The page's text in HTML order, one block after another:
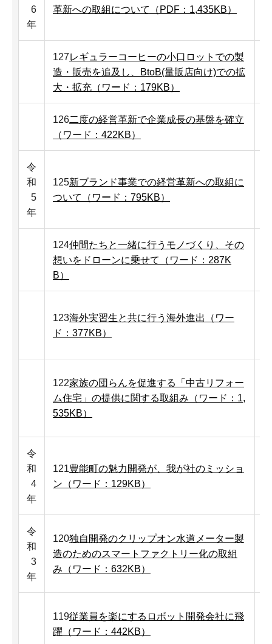
6
年
革新への取組について（PDF：1,435KB）
127レギュラーコーヒーの小口ロットでの製
造・販売を追及し、BtoB(量販店向け)での拡
大・拡充（ワード：179KB）
126二度の経営革新で企業成長の基盤を確立
（ワード：422KB）
令
和
5
年
125新ブランド事業での経営革新への取組に
ついて（ワード：795KB）
124仲間たちと一緒に行うモノづくり、その
想いをドローンに乗せて（ワード：287K
B）
123海外実習生と共に行う海外進出（ワー
ド：377KB）
122家族の団らんを促進する「中古リフォー
ム住宅」の提供に関する取組み（ワード：1,
535KB）
令
和
4
年
121豊能町の魅力開発が、我が社のミッショ
ン（ワード：129KB）
令
和
3
年
120独自開発のクリップオン水道メーター製
造のためのスマートファクトリー化の取組
み（ワード：632KB）
119従業員を楽にするロボット開発会社に飛
躍（ワード：442KB）